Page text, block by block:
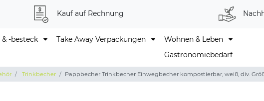
Kauf auf Rechnung
-besteck Take Away Verpackungen
Wohnen & Leben
Gastronomiebedarf
Trinkbecher Pappbecher Trinkbecher Einwegbecher kompostierbar, weiß, div.